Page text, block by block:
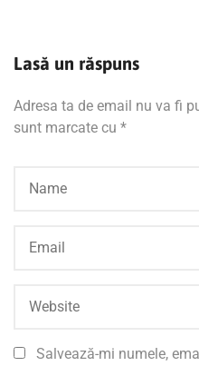
Lasă un răspuns
Adresa ta de email nu va fi
sunt marcate cu *
Salvează-mi numele,